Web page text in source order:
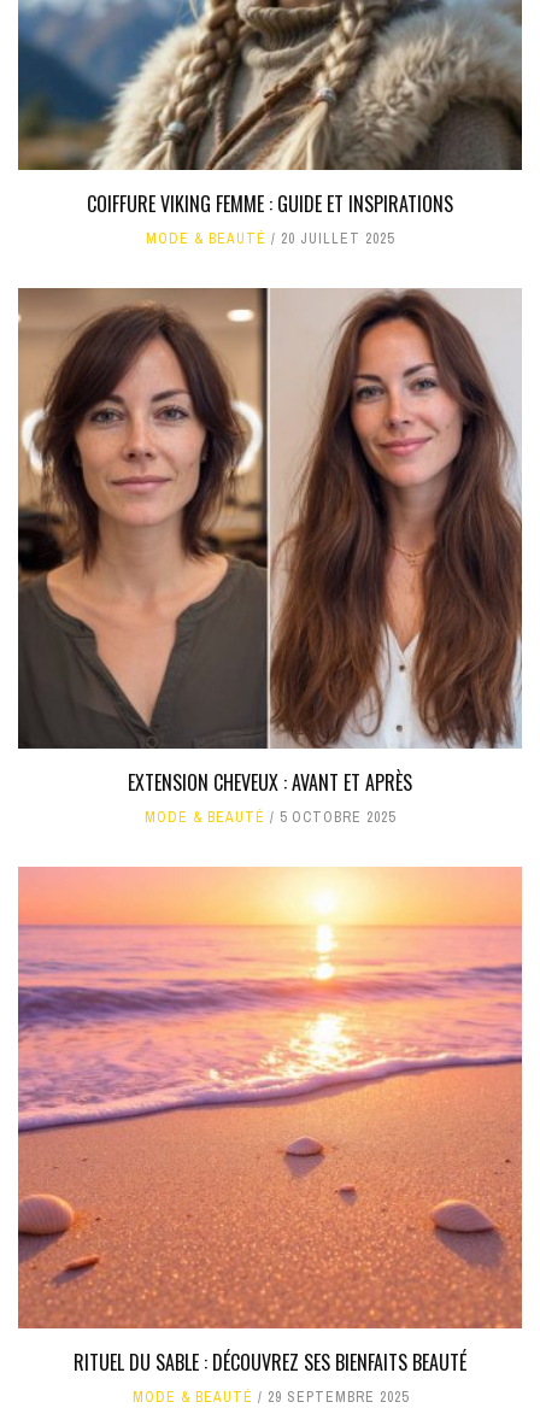
COIFFURE VIKING FEMME : GUIDE ET INSPIRATIONS
MODE & BEAUTÉ 20 JUILLET 2025
EXTENSION CHEVEUX : AVANT ET APRÈS
MODE & BEAUTÉ 5 OCTOBRE 2025
RITUEL DU SABLE : DÉCOUVREZ SES BIENFAITS BEAUTÉ
MODE & BEAUTÉ 29 SEPTEMBRE 2025